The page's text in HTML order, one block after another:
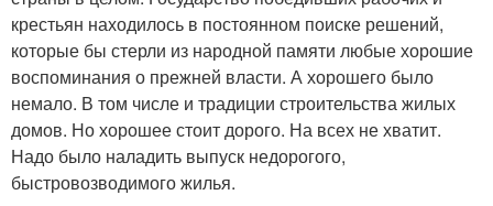
крестьян находилось в постоянном поиске решений,
которые бы стерли из народной памяти любые хорошие
воспоминания о прежней власти. А хорошего было
немало. В том числе и традиции строительства жилых
домов. Но хорошее стоит дорого. На всех не хватит.
Надо было наладить выпуск недорогого,
быстровозводимого жилья.